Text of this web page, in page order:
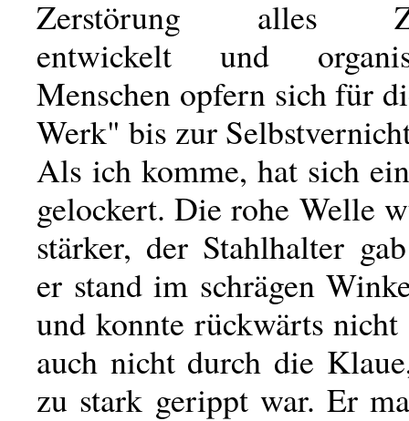
Zerstörung alles
entwickelt und
Menschen opfern sich für
Werk" bis zur
Als ich komme, hat sich
gelockert. Die rohe Welle
stärker, der Stahlhalter
er stand im schrägen
und konnte rückwärts nicht
auch nicht durch die
zu stark gerippt war. Er